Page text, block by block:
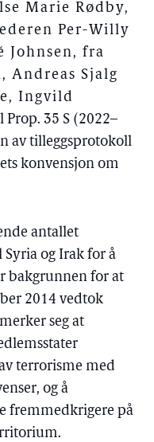
Marie Rødby,
Per-Willy
Johnsen, fra
Andreas Sjalg
Ingvild
Prop. 35 S (2022–
av tilleggsprotokoll
konvensjon om
antallet
og Irak for å
bakgrunnen for at
2014 vedtok
merker seg at
terrorisme med
og å
fremmedkrigere på